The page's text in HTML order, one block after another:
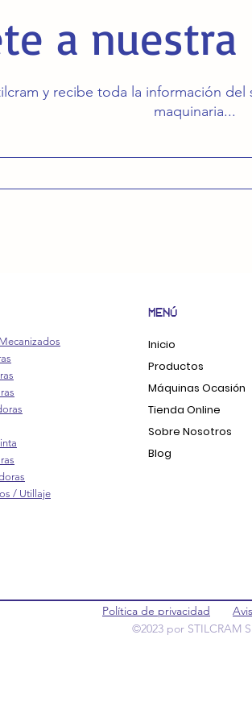
a
y recibe toda la información
maquinaria...
/ Utillaje
MENÚ
Inicio
Productos
Máquinas Ocasión
Tienda Online
Sobre Nosotros
Blog
©2023 por STILCRAM
Política de privacidad